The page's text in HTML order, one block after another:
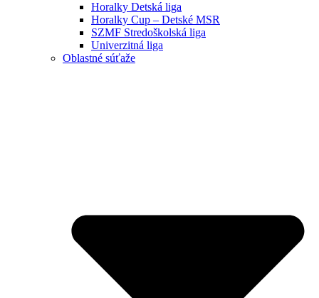
Horalky Detská liga
Horalky Cup – Detské MSR
SZMF Stredoškolská liga
Univerzitná liga
Oblastné súťaže